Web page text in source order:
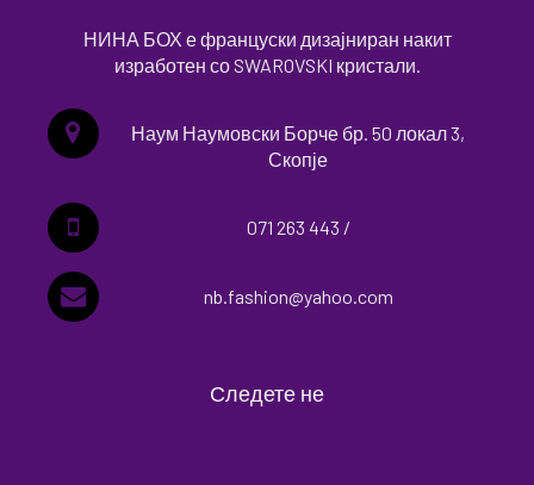
НИНА БОХ е француски дизајниран накит
изработен со SWAROVSKI кристали.
Наум Наумовски Борче бр. 50 локал 3,
Скопје
071 263 443 /
nb.fashion@yahoo.com
Следете не